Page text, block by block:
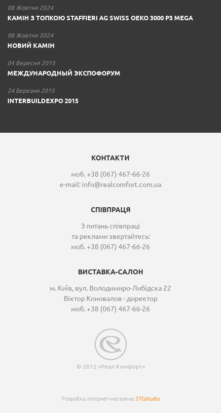
08 Жовтня 2024
КАМІН З ТОПКОЮ STAFFIERI AG SWISS OEKO 3000 P3 MEGA
08 Жовтня 2024
НОВИЙ КАМІН
04 Вересня 2015
МЕЖДУНАРОДНЫЙ ЭКСПОФОРУМ
24 Березня 2015
INTERBUILDEXPO 2015
КОНТАКТИ
моб. +38 (067) 467-66-26
e-mail: info@realcomfort.com.ua
СПІВПРАЦЯ
З питань співпраці
та реклами звертайтесь:
моб. +38 (067) 467-66-26
ВИСТАВКА-САЛОН
м. Київ, вул. Володимиро-Либідска 22
Віктор Коновалов - директор
моб. +38 (067) 467-66-26
© 2012 «Реал Комфорт»
Розробка інтернет-магазина STGstudio